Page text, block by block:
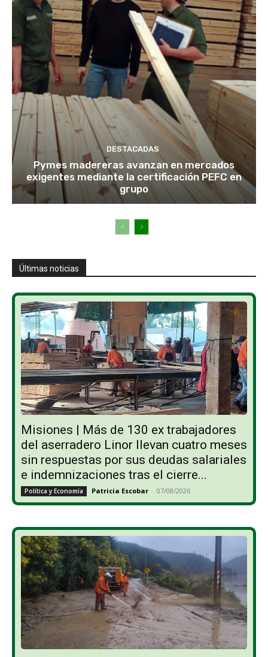
DESTACADAS
Pymes madereras avanzan en mercados
exigentes mediante la certificación PEFC en
grupo
Últimas noticias
Misiones | Más de 130 ex trabajadores
del aserradero Linor llevan cuatro meses
sin respuestas por sus deudas salariales
e indemnizaciones tras el cierre...
Política y Economía Patricia Escobar - 07/08/2026